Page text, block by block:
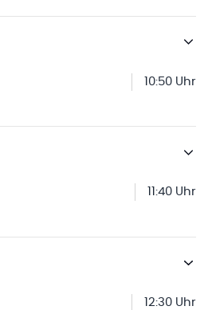
10:50 Uhr
11:40 Uhr
12:30 Uhr